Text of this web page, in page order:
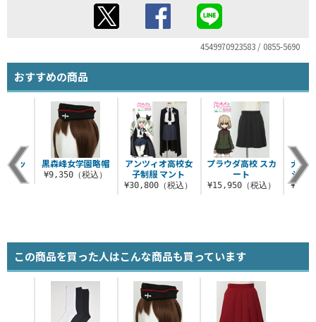
4549970923583 / 0855-5690
おすすめの商品
アンツィオ高校女
子制服 マント
¥30,800（税込）
プラウダ高校 スカ
ート
¥15,950（税込）
大洗
ジャ
ソッ
込）
黒森峰女学園略帽
¥9,350（税込）
この商品を買った人はこんな商品も買っています